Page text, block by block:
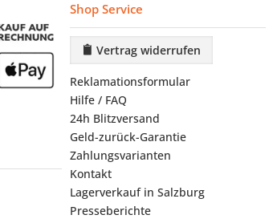
Shop Service
Vertrag widerrufen
Reklamationsformular
Hilfe / FAQ
24h Blitzversand
Geld-zurück-Garantie
Zahlungsvarianten
Kontakt
Lagerverkauf in Salzburg
Presseberichte